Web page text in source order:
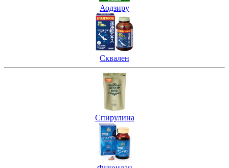
Аодзиру
Сквален
Спирулина